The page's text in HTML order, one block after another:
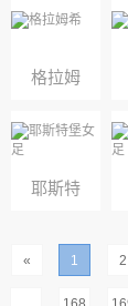
崎
格拉姆
希
耶斯特
« 1 2